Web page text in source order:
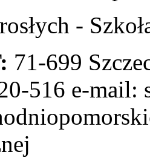
-
71-699
516 e-mail: